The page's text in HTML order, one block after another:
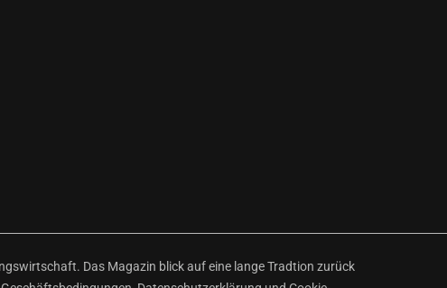
Das Magazin blick auf eine lange Tradtion zurück